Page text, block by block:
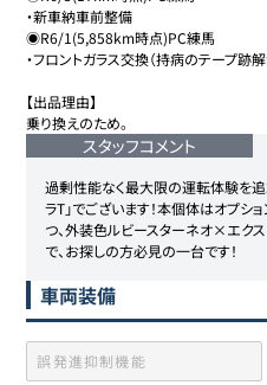
・新車納車前整備
◉R6/1(5,858km時点)PC練馬
・フロントガラス交換（持病のテープ跡
【出品理由】
乗り換えのため。
スタッフコメント
過剰性能なく最大限の運転体験を追
ラT」でございます！本個体はオプ
つ、外装色ルビースターネオ×エク
で、お探しの方必見の一台です！
車両装備
誤発進抑制機能